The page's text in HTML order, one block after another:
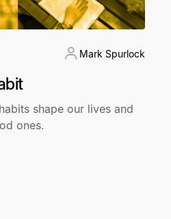
Mark Spurlock
shape our lives and
ones.